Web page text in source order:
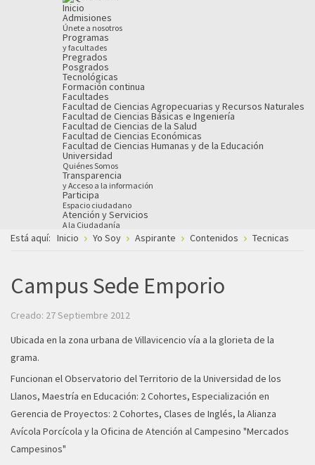
Inicio
Admisiones
Únete a nosotros
Programas
y facultades
Pregrados
Posgrados
Tecnológicas
Formación continua
Facultades
Facultad de Ciencias Agropecuarias y Recursos Naturales
Facultad de Ciencias Básicas e Ingeniería
Facultad de Ciencias de la Salud
Facultad de Ciencias Económicas
Facultad de Ciencias Humanas y de la Educación
Universidad
Quiénes Somos
Transparencia
y Acceso a la información
Participa
Espacio ciudadano
Atención y Servicios
A la Ciudadanía
Está aquí: Inicio Yo Soy Aspirante Contenidos Tecnicas
Campus Sede Emporio
Creado: 27 Septiembre 2012
Ubicada en la zona urbana de Villavicencio vía a la glorieta de la
grama.
Funcionan el Observatorio del Territorio de la Universidad de los
Llanos, Maestría en Educación: 2 Cohortes, Especialización en
Gerencia de Proyectos: 2 Cohortes, Clases de Inglés, la Alianza
Avícola Porcícola y la Oficina de Atención al Campesino "Mercados
Campesinos"